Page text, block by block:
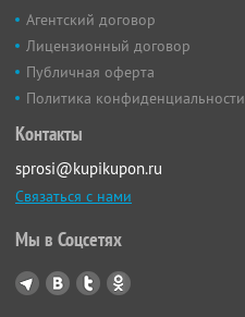
Агентский договор
Лицензионный договор
Публичная оферта
Политика конфиденциальности
Контакты
sprosi@kupikupon.ru
Связаться с нами
Мы в Соцсетях